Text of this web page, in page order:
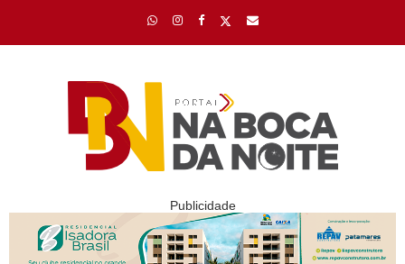
Publicidade